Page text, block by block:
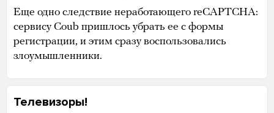
Еще одно следствие неработающего reCAPTCHA:
сервису Coub пришлось убрать ее с формы
регистрации, и этим сразу воспользовались
злоумышленники.
Телевизоры!